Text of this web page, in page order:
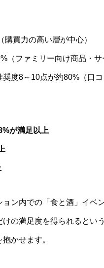
購買力の高い層が中心）
（ファミリー向け商品・サ
度8～10点が約80%（口
が満足以上
ン内での「食と酒」イベ
の満足度を得られるとい
かせます。